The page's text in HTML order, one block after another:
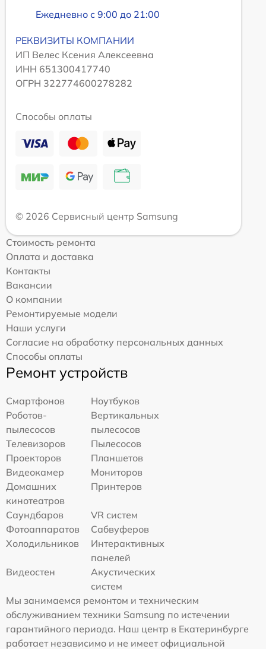
Ежедневно с 9:00 до 21:00
РЕКВИЗИТЫ КОМПАНИИ
ИП Велес Ксения Алексеевна
ИНН 651300417740
ОГРН 322774600278282
Способы оплаты
© 2026 Сервисный центр Samsung
Стоимость ремонта
Оплата и доставка
Контакты
Вакансии
О компании
Ремонтируемые модели
Наши услуги
Согласие на обработку персональных данных
Способы оплаты
Ремонт устройств
Смартфонов
Ноутбуков
Роботов-
пылесосов
Вертикальных
пылесосов
Телевизоров
Пылесосов
Проекторов
Планшетов
Видеокамер
Мониторов
Домашних
кинотеатров
Принтеров
Саундбаров
VR систем
Фотоаппаратов
Сабвуферов
Холодильников
Интерактивных
панелей
Видеостен
Акустических
систем
Мы занимаемся ремонтом и техническим
обслуживанием техники Samsung по истечении
гарантийного периода. Наш центр в Екатеринбурге
работает независимо и не имеет официальной